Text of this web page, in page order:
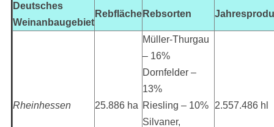
Deutsches
Weinanbaugebiet
Rebfläche Rebsorten
Rheinhessen 25.886 ha
Müller-Thurgau
– 16%
Dornfelder –
13%
Riesling – 10%
Silvaner,
2.557.486 hl